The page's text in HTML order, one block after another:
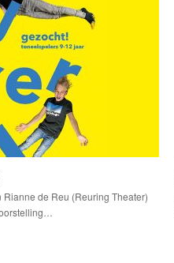
de Reu (Reuring Theater)